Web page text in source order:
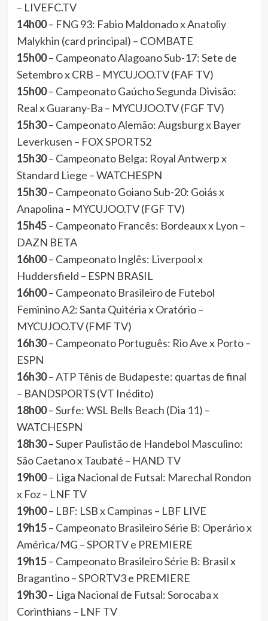
– LIVEFC.TV
14h00– FNG 93: Fabio Maldonado x Anatoliy
Malykhin (card principal) – COMBATE
15h00– Campeonato Alagoano Sub-17: Sete de
Setembro x CRB – MYCUJOO.TV (FAF TV)
15h00– Campeonato Gaúcho Segunda Divisão:
Real x Guarany-Ba – MYCUJOO.TV (FGF TV)
15h30– Campeonato Alemão: Augsburg x Bayer
Leverkusen – FOX SPORTS2
15h30– Campeonato Belga: Royal Antwerp x
Standard Liege – WATCHESPN
15h30– Campeonato Goiano Sub-20: Goiás x
Anapolina – MYCUJOO.TV (FGF TV)
15h45– Campeonato Francês: Bordeaux x Lyon –
DAZN BETA
16h00– Campeonato Inglês: Liverpool x
Huddersfield – ESPN BRASIL
16h00– Campeonato Brasileiro de Futebol
Feminino A2: Santa Quitéria x Oratório –
MYCUJOO.TV (FMF TV)
16h30– Campeonato Português: Rio Ave x Porto –
ESPN
16h30– ATP Tênis de Budapeste: quartas de final
– BANDSPORTS (VT Inédito)
18h00– Surfe: WSL Bells Beach (Dia 11) –
WATCHESPN
18h30– Super Paulistão de Handebol Masculino:
São Caetano x Taubaté – HAND TV
19h00– Liga Nacional de Futsal: Marechal Rondon
x Foz – LNF TV
19h00– LBF: LSB x Campinas – LBF LIVE
19h15– Campeonato Brasileiro Série B: Operário x
América/MG – SPORTV e PREMIERE
19h15– Campeonato Brasileiro Série B: Brasil x
Bragantino – SPORTV3 e PREMIERE
19h30– Liga Nacional de Futsal: Sorocaba x
Corinthians – LNF TV